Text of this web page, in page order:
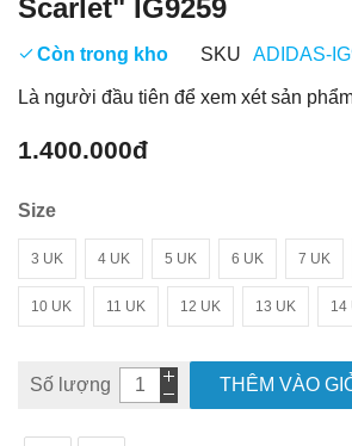
Scarlet" IG9259
Còn trong kho SKU ADIDAS-
Là người đầu tiên để xem xét sản
1.400.000đ
Size
3 UK 4 UK 5 UK 6 UK 7 UK
10 UK 11 UK 12 UK 13 UK 14
Số lượng THÊM VÀO